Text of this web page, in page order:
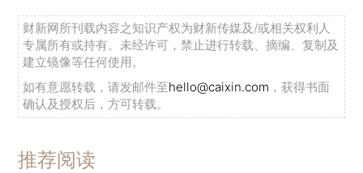
财新网所刊载内容之知识产权为财新传媒及/或相关权利人
专属所有或持有。未经许可，禁止进行转载、摘编、复制及
建立镜像等任何使用。
如有意愿转载，请发邮件至hello@caixin.com ，获得书面
确认及授权后，方可转载。
推荐阅读